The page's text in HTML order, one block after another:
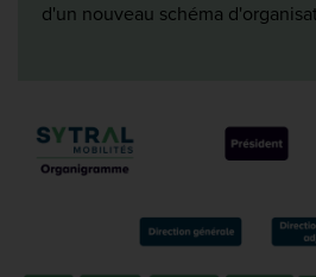
d'un nouveau schéma